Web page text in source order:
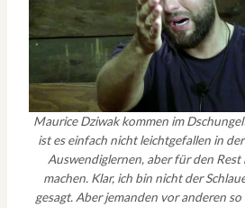
Maurice Dziwak kommen im
ist es einfach nicht leichtgefallen in
Auswendiglernen, aber für den Rest
machen. Klar, ich bin nicht der
gesagt. Aber jemanden vor anderen